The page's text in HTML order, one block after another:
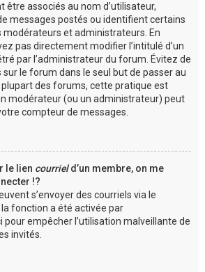
être associés au nom d’utilisateur,
messages postés ou identifient certains
modérateurs et administrateurs. En
pas directement modifier l’intitulé d’un
par l’administrateur du forum. Évitez de
le forum dans le seul but de passer au
plupart des forums, cette pratique est
modérateur (ou un administrateur) peut
compteur de messages.
le lien courrield’un membre, on me
!?
s’envoyer des courriels via le
fonction a été activée par
pour empêcher l’utilisation malveillante de
invités.